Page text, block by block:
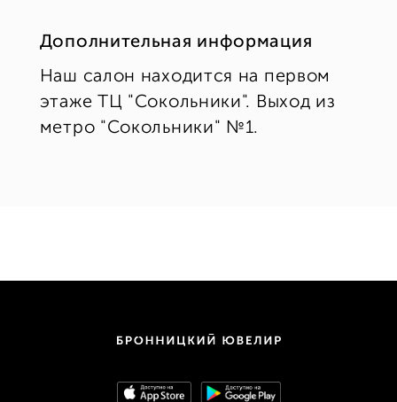
Дополнительная информация
Наш салон находится на первом
этаже ТЦ "Сокольники". Выход из
метро "Сокольники" №1.